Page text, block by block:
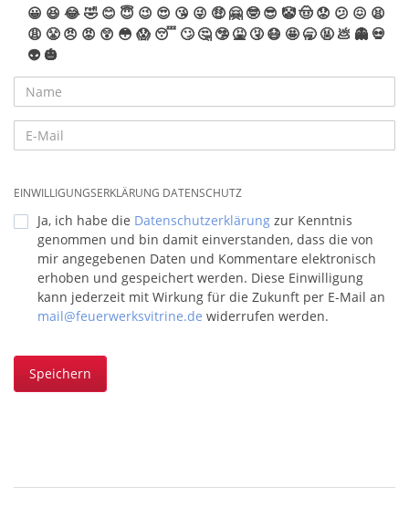
😀 😆 😂🤣 😊 😇 😉 😍 😘 😜 🤑 🤗 🤓 😎 🤡🤠 😟 😕 😖 😫
😩 😤 😠 😡 😲 😳 😱 😴 🙄 🤔 🤥 🤮 🤧 😷 🤩 🥱 🤬 💩 👻 💀
👽 🎃
EINWILLIGUNGSERKLÄRUNG DATENSCHUTZ
Ja, ich habe die Datenschutzerklärung zur Kenntnis
genommen und bin damit einverstanden, dass die von
mir angegebenen Daten und Kommentare elektronisch
erhoben und gespeichert werden. Diese Einwilligung
kann jederzeit mit Wirkung für die Zukunft per E-Mail an
mail@feuerwerksvitrine.de widerrufen werden.
Speichern